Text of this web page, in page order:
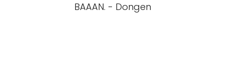
BAAAN. - Dongen